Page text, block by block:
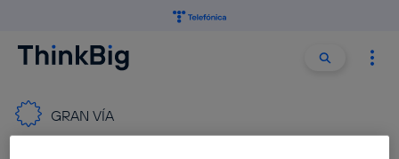
Buscar
GRAN VÍA